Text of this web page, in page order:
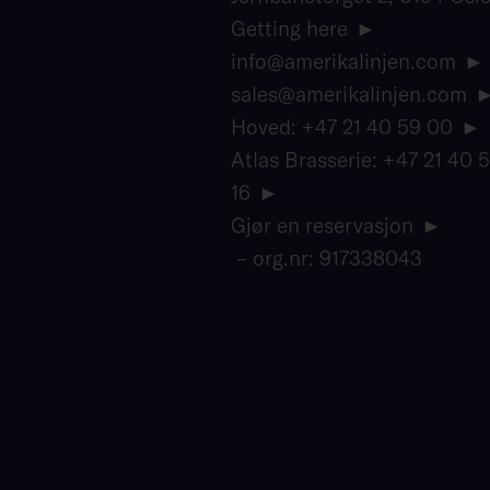
Getting here
info@amerikalinjen.com
sales@amerikalinjen.com
Hoved: +47 21 40 59 00
Atlas Brasserie: +47 21 40
16
Gjør en reservasjon
– org.nr: 917338043